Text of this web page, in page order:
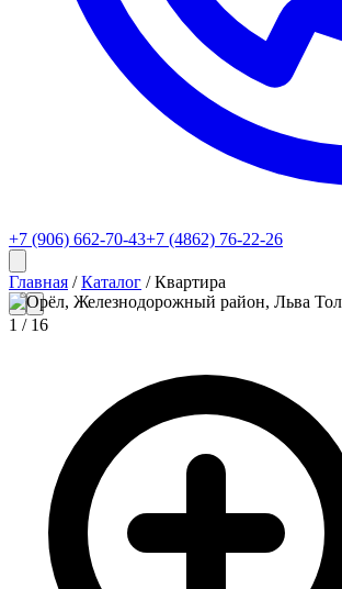
+7 (906) 662-70-43+7 (4862) 76-22-26
Главная /Каталог /Квартира
1 / 16